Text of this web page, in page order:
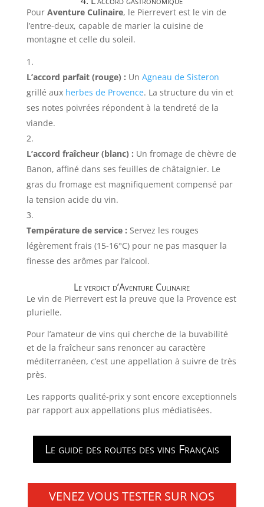
Pour Aventure Culinaire, le Pierrevert est le vin de
l’entre-deux, capable de marier la cuisine de
montagne et celle du soleil.
L’accord parfait (rouge) : Un Agneau de Sisteron
grillé aux herbes de Provence. La structure du vin et
ses notes poivrées répondent à la tendreté de la
viande.
L’accord fraîcheur (blanc) : Un fromage de chèvre de
Banon, affiné dans ses feuilles de châtaignier. Le
gras du fromage est magnifiquement compensé par
la tension acide du vin.
Température de service : Servez les rouges
légèrement frais (15-16°C) pour ne pas masquer la
finesse des arômes par l’alcool.
Le verdict d’Aventure Culinaire
Le vin de Pierrevert est la preuve que la Provence est
plurielle.
Pour l’amateur de vins qui cherche de la buvabilité
et de la fraîcheur sans renoncer au caractère
méditerranéen, c’est une appellation à suivre de très
près.
Les rapports qualité-prix y sont encore exceptionnels
par rapport aux appellations plus médiatisées.
Le guide des routes des vins Français
VENEZ VOUS TESTER SUR NOS